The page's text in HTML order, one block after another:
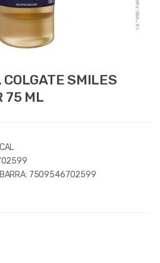
SMILES
75 ML
7509546702599